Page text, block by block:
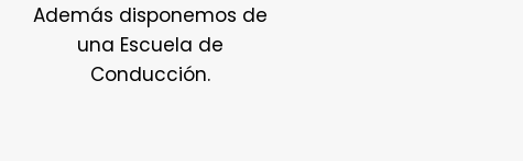
Además disponemos de
una Escuela de
Conducción.